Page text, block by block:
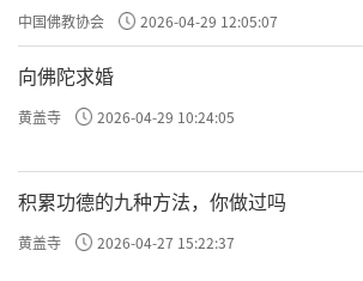
中国佛教协会 2026-04-29 12:05:07
向佛陀求婚
黄盖寺 2026-04-29 10:24:05
积累功德的九种方法，你做过吗
黄盖寺 2026-04-27 15:22:37